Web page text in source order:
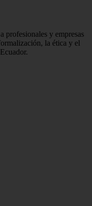
profesionales y empresas
la ética y el